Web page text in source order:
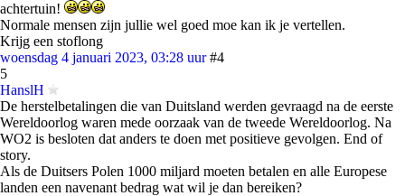
achtertuin!
Normale mensen zijn jullie wel goed moe kan ik je vertellen.
Krijg een stoflong
woensdag 4 januari 2023, 03:28 uur #4
5
HanslH
De herstelbetalingen die van Duitsland werden gevraagd na de eerste
Wereldoorlog waren mede oorzaak van de tweede Wereldoorlog. Na
WO2 is besloten dat anders te doen met positieve gevolgen. End of
story.
Als de Duitsers Polen 1000 miljard moeten betalen en alle Europese
landen een navenant bedrag wat wil je dan bereiken?